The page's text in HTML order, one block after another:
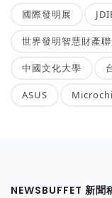
國際發明展
世界發明智慧財產
中國文化大學
ASUS
NEWSBUFFET 新聞